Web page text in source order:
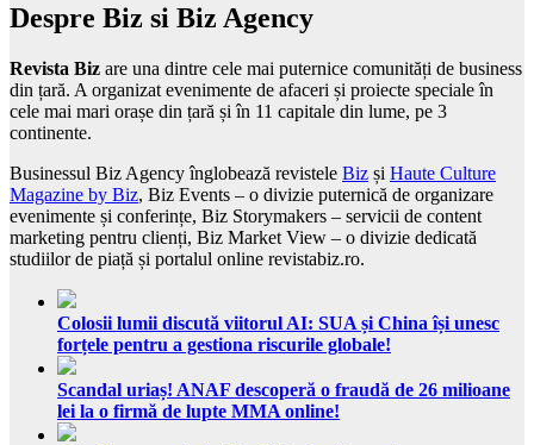
Despre Biz si Biz Agency
Revista Biz are una dintre cele mai puternice comunități de business
din țară. A organizat evenimente de afaceri și proiecte speciale în
cele mai mari orașe din țară și în 11 capitale din lume, pe 3
continente.
Businessul Biz Agency înglobează revistele Biz și Haute Culture
Magazine by Biz, Biz Events – o divizie puternică de organizare
evenimente și conferințe, Biz Storymakers – servicii de content
marketing pentru clienți, Biz Market View – o divizie dedicată
studiilor de piață și portalul online revistabiz.ro.
Colosii lumii discută viitorul AI: SUA și China își unesc
forțele pentru a gestiona riscurile globale!
Scandal uriaș! ANAF descoperă o fraudă de 26 milioane
lei la o firmă de lupte MMA online!